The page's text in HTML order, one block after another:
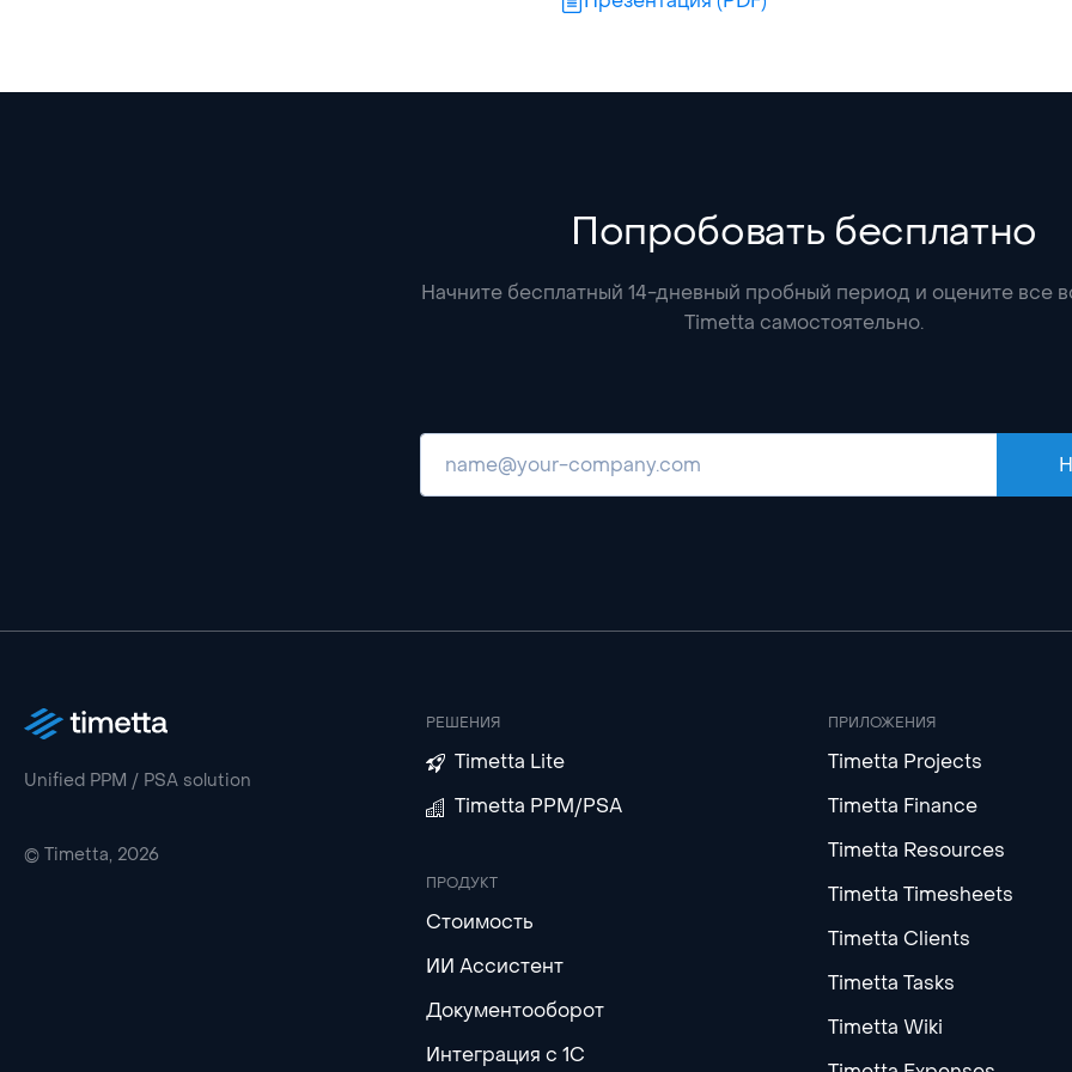
Попробовать бесплатно
Начните бесплатный 14-дневный пробный период и оцените все
Timetta самостоятельно.
Unified PPM / PSA solution
© Timetta, 2026
РЕШЕНИЯ
Timetta Lite
Timetta PPM/PSA
ПРОДУКТ
Стоимость
ИИ Ассистент
Документооборот
Интеграция с 1С
ПРИЛОЖЕНИЯ
Timetta Projects
Timetta Finance
Timetta Resources
Timetta Timesheets
Timetta Clients
Timetta Tasks
Timetta Wiki